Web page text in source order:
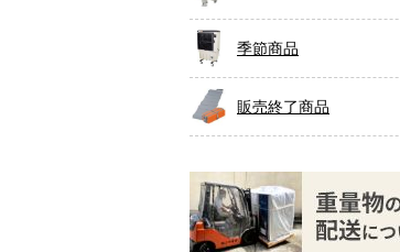
季節商品
販売終了商品